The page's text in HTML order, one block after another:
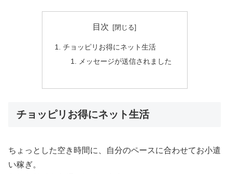
目次
チョッピリお得にネット生活
メッセージが送信されました
チョッピリお得にネット生活
ちょっとした空き時間に、自分のペースに合わせてお小遣
い稼ぎ。